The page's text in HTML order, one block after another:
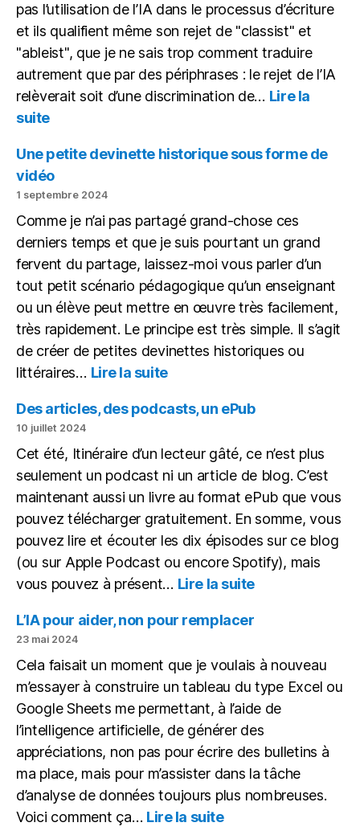
pas l’utilisation de l’IA dans le processus d’écriture
et ils qualifient même son rejet de "classist" et
"ableist", que je ne sais trop comment traduire
autrement que par des périphrases : le rejet de l’IA
relèverait soit d’une discrimination de… Lire la
suite:
l’IA,
tout
le
monde
à
égalité
Une petite devinette historique sous forme de
vidéo
1 septembre 2024
Comme je n’ai pas partagé grand-chose ces
derniers temps et que je suis pourtant un grand
fervent du partage, laissez-moi vous parler d’un
tout petit scénario pédagogique qu’un enseignant
ou un élève peut mettre en œuvre très facilement,
très rapidement. Le principe est très simple. Il s’agit
de créer de petites devinettes historiques ou
littéraires… Lire la suite:
petite
sous
forme
de
vidéo
Des articles, des podcasts, un ePub
10 juillet 2024
Cet été, Itinéraire d’un lecteur gâté, ce n’est plus
seulement un podcast ni un article de blog. C’est
maintenant aussi un livre au format ePub que vous
pouvez télécharger gratuitement. En somme, vous
pouvez lire et écouter les dix épisodes sur ce blog
(ou sur Apple Podcast ou encore Spotify), mais
vous pouvez à présent… Lire la suite:
articles,
un
ePub
L’IA pour aider, non pour remplacer
23 mai 2024
Cela faisait un moment que je voulais à nouveau
m’essayer à construire un tableau du type Excel ou
Google Sheets me permettant, à l’aide de
l’intelligence artificielle, de générer des
appréciations, non pas pour écrire des bulletins à
ma place, mais pour m’assister dans la tâche
d’analyse de données toujours plus nombreuses.
Voici comment ça… Lire la suite: